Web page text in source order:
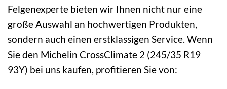
Felgenexperte bieten wir Ihnen nicht nur eine
große Auswahl an hochwertigen Produkten,
sondern auch einen erstklassigen Service. Wenn
Sie den Michelin CrossClimate 2 (245/35 R19
93Y) bei uns kaufen, profitieren Sie von: